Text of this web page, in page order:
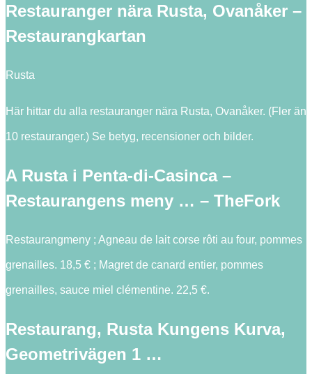
Restauranger nära Rusta, Ovanåker –
Restaurangkartan
Rusta
Här hittar du alla restauranger nära Rusta, Ovanåker. (Fler än
10 restauranger.) Se betyg, recensioner och bilder.
A Rusta i Penta-di-Casinca –
Restaurangens meny … – TheFork
Restaurangmeny ; Agneau de lait corse rôti au four, pommes
grenailles. 18,5 € ; Magret de canard entier, pommes
grenailles, sauce miel clémentine. 22,5 €.
Restaurang, Rusta Kungens Kurva,
Geometrivägen 1 …